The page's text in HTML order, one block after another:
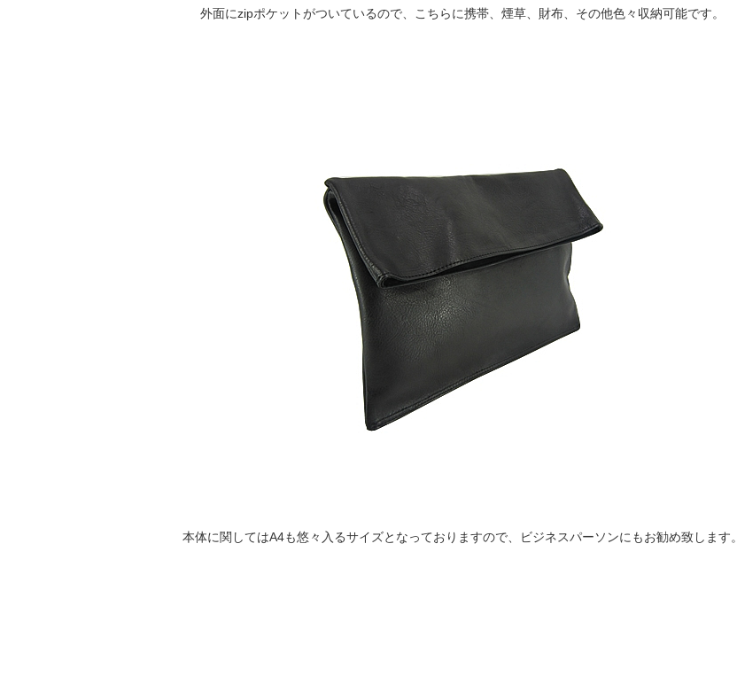
外面にzipポケットがついているので、こちらに携帯、煙草、財布、その他色々収納可能です。
本体に関してはA4も悠々入るサイズとなっておりますので、ビジネスパーソンにもお勧め致します。